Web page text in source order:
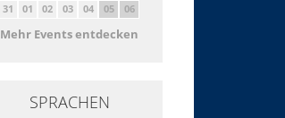
31
01 02 03 04 05 06
Mehr Events entdecken
SPRACHEN